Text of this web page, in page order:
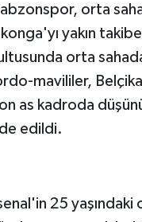
orta
yakın takibe
orta
mavililer,
as kadroda
edildi.
25